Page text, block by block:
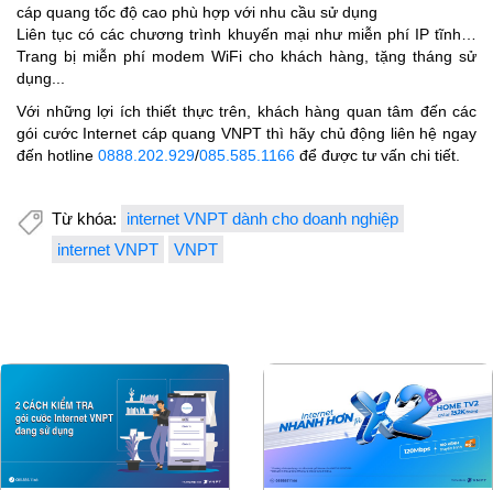
cáp quang tốc độ cao phù hợp với nhu cầu sử dụng
Liên tục có các chương trình khuyến mại như miễn phí IP tĩnh…
Trang bị miễn phí modem WiFi cho khách hàng, tặng tháng sử
dụng...
Với những lợi ích thiết thực trên, khách hàng quan tâm đến các
gói cước Internet cáp quang VNPT thì hãy chủ động liên hệ ngay
đến hotline 0888.202.929/085.585.1166 để được tư vấn chi tiết.
Từ khóa:
internet VNPT dành cho doanh nghiệp
internet VNPT
VNPT